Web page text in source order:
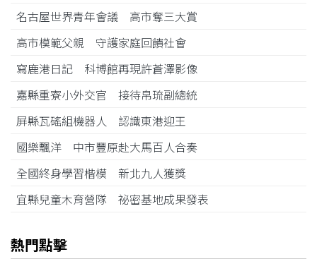
名古屋世界青年會議 高市奪三大賞
高市模範父親 守護家庭回饋社會
寫鹿港日記 科博館再現許蒼澤影像
嘉縣重寮小外交官 接待帛琉副總統
屏縣瓦磘組機器人 認識東港迎王
國樂飄洋 中市豐原赴大馬百人合奏
全國終身學習楷模 新北九人獲獎
宜縣兒童木育營隊 祕密基地成果發表
熱門點擊